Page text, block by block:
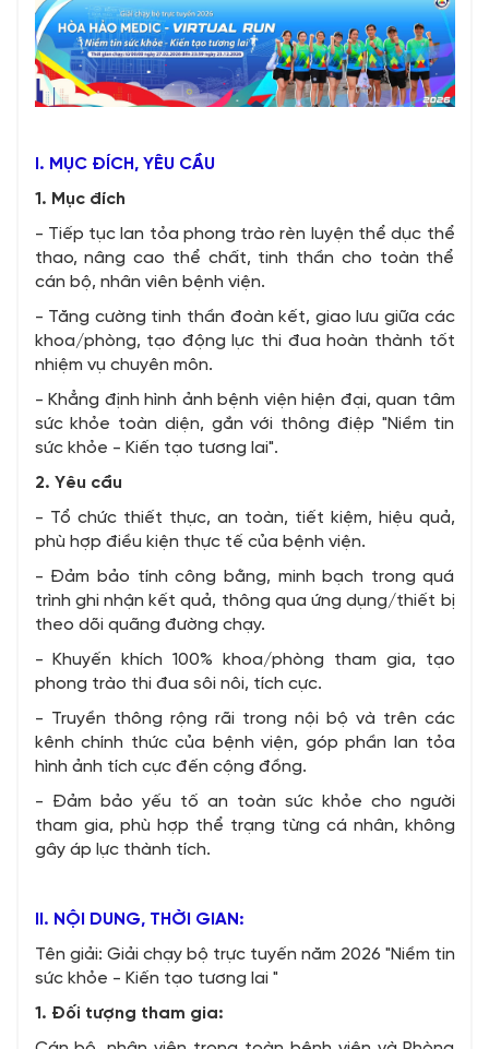
I. MỤC ĐÍCH, YÊU CẦU
1. Mục đích
- Tiếp tục lan tỏa phong trào rèn luyện thể dục thể
thao, nâng cao thể chất, tinh thần cho toàn thể
cán bộ, nhân viên bệnh viện.
- Tăng cường tinh thần đoàn kết, giao lưu giữa các
khoa/phòng, tạo động lực thi đua hoàn thành tốt
nhiệm vụ chuyên môn.
- Khẳng định hình ảnh bệnh viện hiện đại, quan tâm
sức khỏe toàn diện, gắn với thông điệp "Niềm tin
sức khỏe - Kiến tạo tương lai".
2. Yêu cầu
- Tổ chức thiết thực, an toàn, tiết kiệm, hiệu quả,
phù hợp điều kiện thực tế của bệnh viện.
- Đảm bảo tính công bằng, minh bạch trong quá
trình ghi nhận kết quả, thông qua ứng dụng/thiết bị
theo dõi quãng đường chạy.
- Khuyến khích 100% khoa/phòng tham gia, tạo
phong trào thi đua sôi nôi, tích cực.
- Truyền thông rộng rãi trong nội bộ và trên các
kênh chính thức của bệnh viện, góp phần lan tỏa
hình ảnh tích cực đến cộng đồng.
- Đảm bảo yếu tố an toàn sức khỏe cho người
tham gia, phù hợp thể trạng từng cá nhân, không
gây áp lực thành tích.
II. NỘI DUNG, THỜI GIAN:
Tên giải: Giải chạy bộ trực tuyến năm 2026 "Niềm tin
sức khỏe - Kiến tạo tương lai "
1. Đối tượng tham gia: